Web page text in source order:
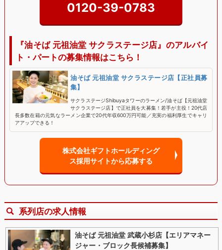
0120-39-0783
『油そば 元祖油堂 サクラステージ店』のアルバイ
ト・パートの募集情報はこちら！
油そば 元祖油堂 サクラステージ店【正社員募
集】
サクラステージShibuyaタワーのラーメン/油そば【元祖油堂
サクラステージ店】で正社員を大募集！若手が主役！20代店
長多数在籍の元気なラーメン企業で20代年収600万円可能／充実の福利厚生でキャリ
アアップできる！
株式会社ギフトホールディング
ス採用サイトから応募する
系列店の求人情報
油そば 元祖油堂 武蔵小杉店【エリアマネー
ジャー・ブロック長候補募集】